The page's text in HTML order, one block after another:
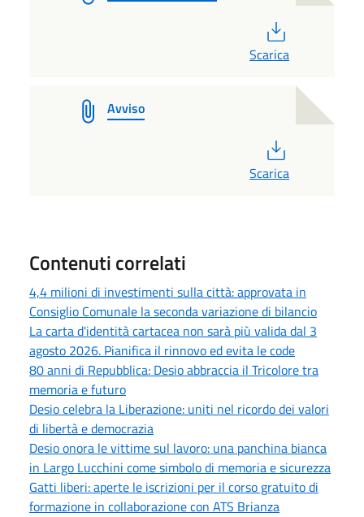
Scarica
Avviso
Scarica
Contenuti correlati
4,4 milioni di investimenti sulla città: approvata in
Consiglio Comunale la seconda variazione di bilancio
La carta d'identità cartacea non sarà più valida dal 3
agosto 2026. Pianifica il rinnovo ed evita le code
80 anni di Repubblica: Desio abbraccia il Tricolore tra
memoria e futuro
Desio celebra la Liberazione: uniti nel ricordo dei valori
di libertà e democrazia
Desio onora le vittime sul lavoro: una panchina bianca
in Largo Lucchini come simbolo di memoria e sicurezza
Gatti liberi: aperte le iscrizioni per il corso gratuito di
formazione in collaborazione con ATS Brianza